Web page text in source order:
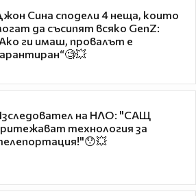
Сина сподели 4 неща, които
да съсипят всяко GenZ:
ги имаш, провалът е
на НЛО: "САЩ
технология за